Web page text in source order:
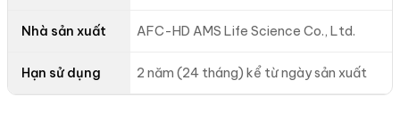
Nhà sản xuất AFC-HD AMS Life Science Co., Ltd.
Hạn sử dụng 2 năm (24 tháng) kể từ ngày sản xuất